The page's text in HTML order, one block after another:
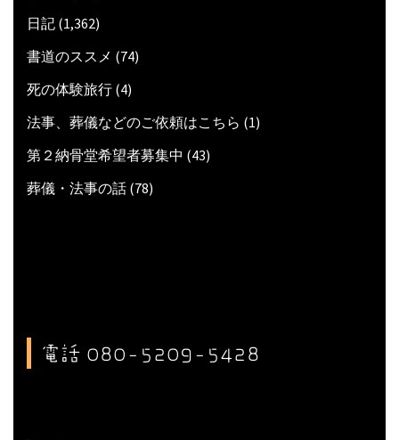
日記 (1,362)
書道のススメ (74)
死の体験旅行 (4)
法事、葬儀などのご依頼はこちら (1)
第２納骨堂希望者募集中 (43)
葬儀・法事の話 (78)
電話 080-5209-5428